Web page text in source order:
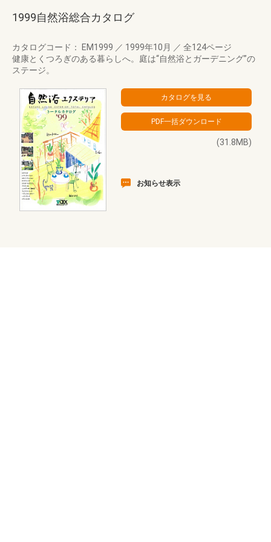
1999自然浴総合カタログ
カタログコード： EM1999 ／ 1999年10月 ／ 全124ページ
健康とくつろぎのある暮らしへ。庭は“自然浴とガーデニング”の
ステージ。
(31.8MB)
お知らせ表示